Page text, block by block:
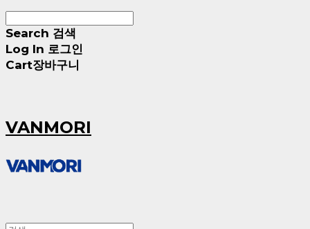
Search 검색
Log In 로그인
Cart장바구니
VANMORI